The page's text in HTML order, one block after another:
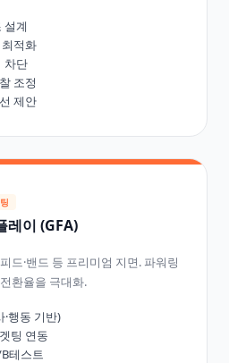
설계
적화
차단
조정
제안
레이 (GFA)
드·밴드 등 프리미엄 지면. 파워링
환율을 극대화.
행동 기반)
팅 연동
테스트